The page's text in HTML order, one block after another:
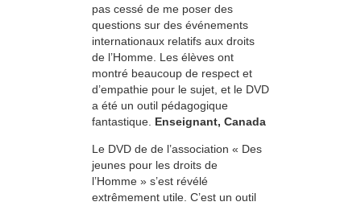
pas cessé de me poser des
questions sur des événements
internationaux relatifs aux droits
de l’Homme. Les élèves ont
montré beaucoup de respect et
d’empathie pour le sujet, et le DVD
a été un outil pédagogique
fantastique. Enseignant, Canada
Le DVD de de l’association « Des
jeunes pour les droits de
l’Homme » s’est révélé
extrêmement utile. C’est un outil